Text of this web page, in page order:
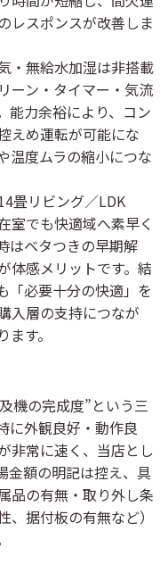
レスポンスが改善しま
・無給水加湿は非搭載
ーン・タイマー・気流
力余裕により、 コン
えめ運転が可能にな
温度ムラの縮小につな
畳リビング／LDK
室でも快適域へ素早く
はベタつきの早期解
体感メリットです。結
「必要十分の快適」を
入層の支持につなが
す。
機の完成度”という三
に外観良好・動作良
非常に速く、当店とし
額の明記は控え、 具
品の有無・取り外し条
据付板の有無など）